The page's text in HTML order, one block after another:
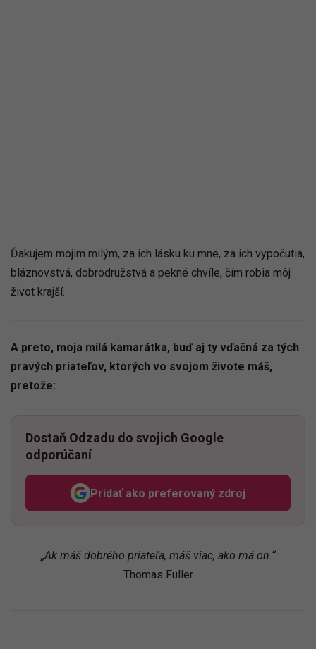
Ďakujem mojim milým, za ich lásku ku mne, za ich vypočutia,
bláznovstvá, dobrodružstvá a pekné chvíle, čím robia môj
život krajší.
A preto, moja milá kamarátka, buď aj ty vďačná za tých
pravých priateľov, ktorých vo svojom živote máš,
pretože:
Dostaň Odzadu do svojich Google
odporúčaní
Pridať ako preferovaný zdroj
Odzadu, odkaz sa otvorí v
„Ak máš dobrého priateľa, máš viac, ako má on.“
Thomas Fuller